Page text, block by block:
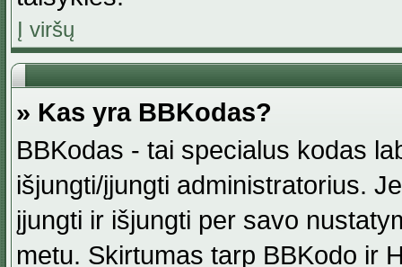
Į viršų
» Kas yra BBKodas?
BBKodas - tai specialus kodas
išjungti/įjungti administratorius.
įjungti ir išjungti per savo
metu. Skirtumas tarp BBKodo ir